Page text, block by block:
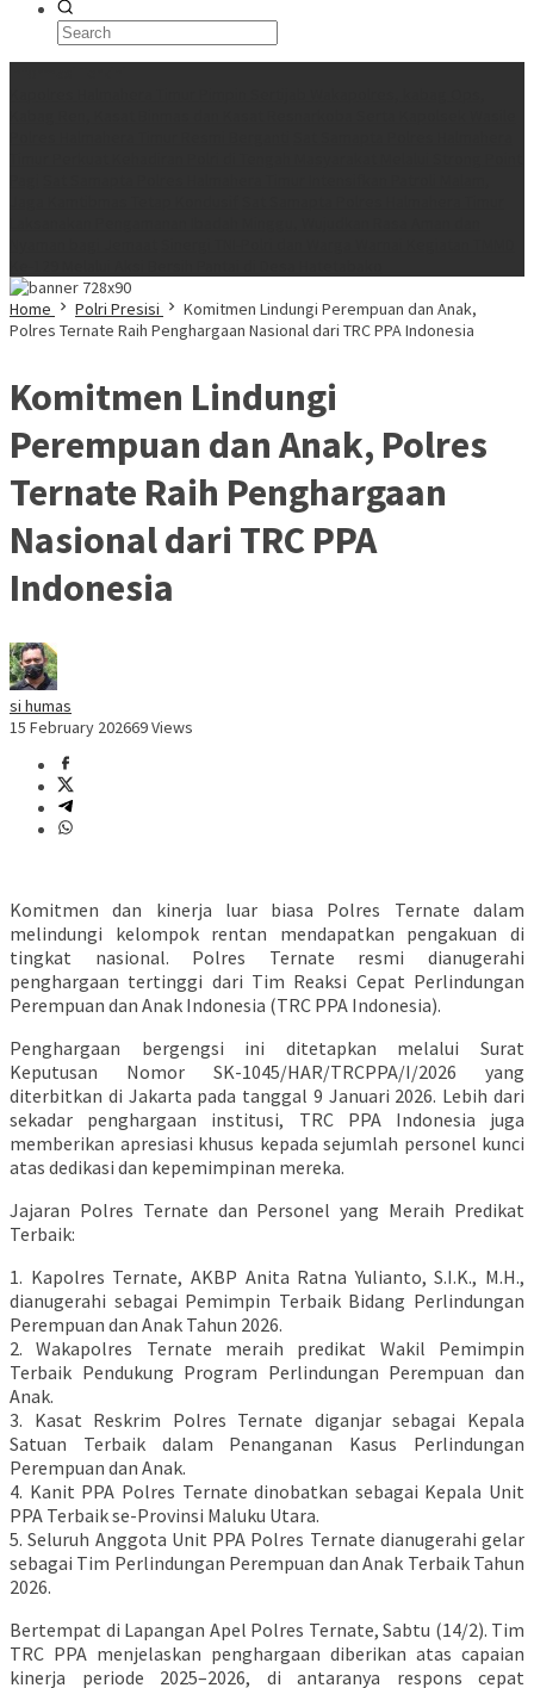
Home
Polri Presisi
Komitmen Lindungi Perempuan dan Anak,
Polres Ternate Raih Penghargaan Nasional dari TRC PPA Indonesia
Komitmen Lindungi
Perempuan dan Anak, Polres
Ternate Raih Penghargaan
Nasional dari TRC PPA
Indonesia
si humas
15 February 202669 Views
Komitmen dan kinerja luar biasa Polres Ternate dalam
melindungi kelompok rentan mendapatkan pengakuan di
tingkat nasional. Polres Ternate resmi dianugerahi
penghargaan tertinggi dari Tim Reaksi Cepat Perlindungan
Perempuan dan Anak Indonesia (TRC PPA Indonesia).
Penghargaan bergengsi ini ditetapkan melalui Surat
Keputusan Nomor SK-1045/HAR/TRCPPA/I/2026 yang
diterbitkan di Jakarta pada tanggal 9 Januari 2026. Lebih dari
sekadar penghargaan institusi, TRC PPA Indonesia juga
memberikan apresiasi khusus kepada sejumlah personel kunci
atas dedikasi dan kepemimpinan mereka.
Jajaran Polres Ternate dan Personel yang Meraih Predikat
Terbaik:
1. Kapolres Ternate, AKBP Anita Ratna Yulianto, S.I.K., M.H.,
dianugerahi sebagai Pemimpin Terbaik Bidang Perlindungan
Perempuan dan Anak Tahun 2026.
2. Wakapolres Ternate meraih predikat Wakil Pemimpin
Terbaik Pendukung Program Perlindungan Perempuan dan
Anak.
3. Kasat Reskrim Polres Ternate diganjar sebagai Kepala
Satuan Terbaik dalam Penanganan Kasus Perlindungan
Perempuan dan Anak.
4. Kanit PPA Polres Ternate dinobatkan sebagai Kepala Unit
PPA Terbaik se-Provinsi Maluku Utara.
5. Seluruh Anggota Unit PPA Polres Ternate dianugerahi gelar
sebagai Tim Perlindungan Perempuan dan Anak Terbaik Tahun
2026.
Bertempat di Lapangan Apel Polres Ternate, Sabtu (14/2). Tim
TRC PPA menjelaskan penghargaan diberikan atas capaian
kinerja periode 2025–2026, di antaranya respons cepat